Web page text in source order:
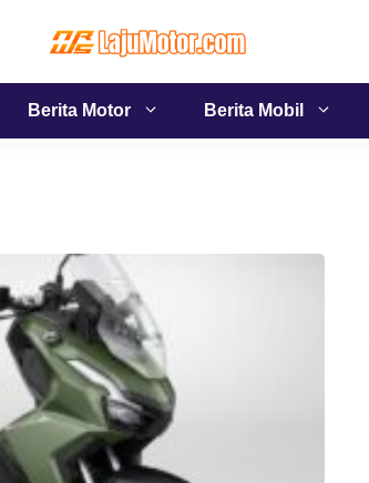
Berita Motor Berita Mobil